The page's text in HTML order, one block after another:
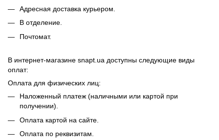
Адресная доставка курьером.
В отделение.
Почтомат.
В интернет-магазине snapt.ua доступны следующие виды
оплат:
Оплата для физических лиц:
Наложенный платеж (наличными или картой при
получении).
Оплата картой на сайте.
Оплата по реквизитам.